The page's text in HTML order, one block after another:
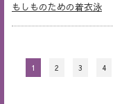
もしものための着衣泳
1 2 3 4